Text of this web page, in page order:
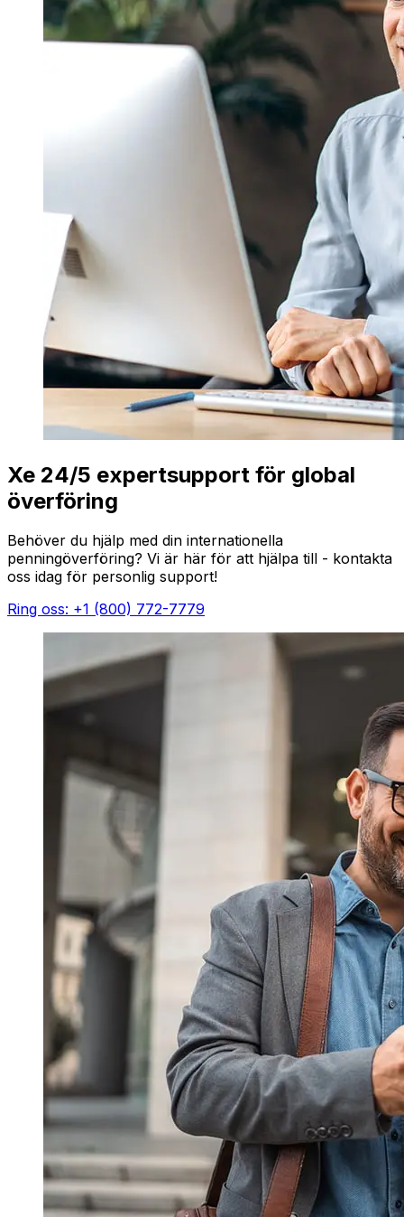
Xe 24/5 expertsupport för global
överföring
Behöver du hjälp med din internationella
penningöverföring? Vi är här för att hjälpa till - kontakta
oss idag för personlig support!
Ring oss: +1 (800) 772-7779